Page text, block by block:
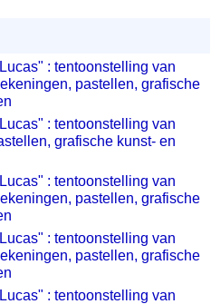
: tentoonstelling van
pastellen, grafische
: tentoonstelling van
grafische kunst- en
: tentoonstelling van
pastellen, grafische
: tentoonstelling van
pastellen, grafische
: tentoonstelling van